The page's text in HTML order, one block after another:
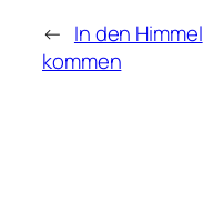
← In den Himmel
kommen